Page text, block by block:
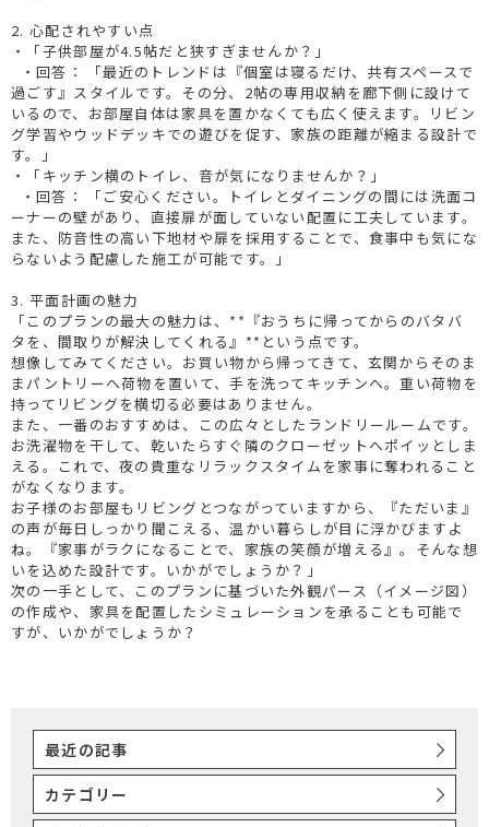
2. 心配されやすい点
・「子供部屋が4.5帖だと狭すぎませんか？」
・回答： 「最近のトレンドは『個室は寝るだけ、共有スペースで
過ごす』スタイルです。その分、2帖の専用収納を廊下側に設けて
いるので、お部屋自体は家具を置かなくても広く使えます。リビン
グ学習やウッドデッキでの遊びを促す、家族の距離が縮まる設計で
す。」
・「キッチン横のトイレ、音が気になりませんか？」
・回答： 「ご安心ください。トイレとダイニングの間には洗面コ
ーナーの壁があり、直接扉が面していない配置に工夫しています。
また、防音性の高い下地材や扉を採用することで、食事中も気にな
らないよう配慮した施工が可能です。」
3. 平面計画の魅力
「このプランの最大の魅力は、**『おうちに帰ってからのバタバ
タを、間取りが解決してくれる』**という点です。
想像してみてください。お買い物から帰ってきて、玄関からそのま
まパントリーへ荷物を置いて、手を洗ってキッチンへ。重い荷物を
持ってリビングを横切る必要はありません。
また、一番のおすすめは、この広々としたランドリールームです。
お洗濯物を干して、乾いたらすぐ隣のクローゼットへポイッとしま
える。これで、夜の貴重なリラックスタイムを家事に奪われること
がなくなります。
お子様のお部屋もリビングとつながっていますから、『ただいま』
の声が毎日しっかり聞こえる、温かい暮らしが目に浮かびますよ
ね。『家事がラクになることで、家族の笑顔が増える』。そんな想
いを込めた設計です。いかがでしょうか？」
次の一手として、このプランに基づいた外観パース（イメージ図）
の作成や、家具を配置したシミュレーションを承ることも可能で
すが、いかがでしょうか？
最近の記事
カテゴリー